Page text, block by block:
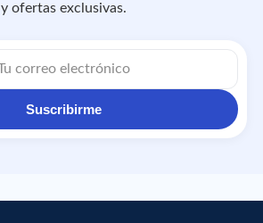
y ofertas exclusivas.
Suscribirme